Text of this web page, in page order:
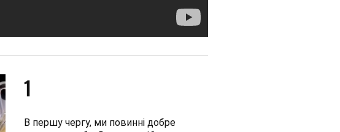
1
В першу чергу, ми повинні добре